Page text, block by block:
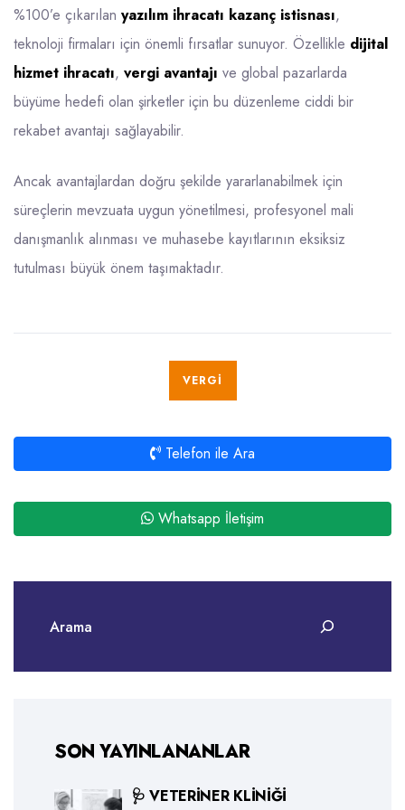
%100’e çıkarılan yazılım ihracatı kazanç istisnası,
teknoloji firmaları için önemli fırsatlar sunuyor. Özellikle dijital
hizmet ihracatı, vergi avantajı ve global pazarlarda
büyüme hedefi olan şirketler için bu düzenleme ciddi bir
rekabet avantajı sağlayabilir.
Ancak avantajlardan doğru şekilde yararlanabilmek için
süreçlerin mevzuata uygun yönetilmesi, profesyonel mali
danışmanlık alınması ve muhasebe kayıtlarının eksiksiz
tutulması büyük önem taşımaktadır.
VERGI
Telefon ile Ara
Whatsapp İletişim
SON YAYINLANANLAR
🩺 VETERINER KLINIĞI